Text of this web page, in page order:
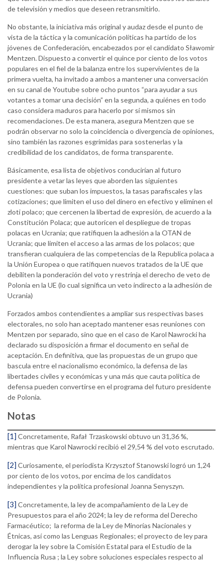
de televisión y medios que deseen retransmitirlo.
No obstante, la iniciativa más original y audaz desde el punto de
vista de la táctica y la comunicación políticas ha partido de los
jóvenes de Confederación, encabezados por el candidato Sławomir
Mentzen. Dispuesto a convertir el quince por ciento de los votos
populares en el fiel de la balanza entre los supervivientes de la
primera vuelta, ha invitado a ambos a mantener una conversación
en su canal de Youtube sobre ocho puntos “para ayudar a sus
votantes a tomar una decisión” en la segunda, a quiénes en todo
caso considera maduros para hacerlo por sí mismos sin
recomendaciones. De esta manera, asegura Mentzen que se
podrán observar no solo la coincidencia o divergencia de opiniones,
sino también las razones esgrimidas para sostenerlas y la
credibilidad de los candidatos, de forma transparente.
Básicamente, esa lista de objetivos conducirían al futuro
presidente a vetar las leyes que aborden las siguientes
cuestiones: que suban los impuestos, la tasas parafiscales y las
cotizaciones; que limiten el uso del dinero en efectivo y eliminen el
zloti polaco; que cercenen la libertad de expresión, de acuerdo a la
Constitución Polaca; que autoricen el despliegue de tropas
polacas en Ucrania; que ratifiquen la adhesión a la OTAN de
Ucrania; que limiten el acceso a las armas de los polacos; que
transfieran cualquiera de las competencias de la Republica polaca a
la Unión Europea o que ratifiquen nuevos tratados de la UE que
debiliten la ponderación del voto y restrinja el derecho de veto de
Polonia en la UE (lo cual significa un veto indirecto a la adhesión de
Ucrania)
Forzados ambos contendientes a ampliar sus respectivas bases
electorales, no solo han aceptado mantener esas reuniones con
Mentzen por separado, sino que en el caso de Karol Nawrocki ha
declarado su disposición a firmar el documento en señal de
aceptación. En definitiva, que las propuestas de un grupo que
bascula entre el nacionalismo económico, la defensa de las
libertades civiles y económicas y una más que cauta política de
defensa pueden convertirse en el programa del futuro presidente
de Polonia.
Notas
[1] Concretamente, Rafał Trzaskowski obtuvo un 31,36 %,
mientras que Karol Nawrocki recibió el 29,54 % del voto escrutado.
[2] Curiosamente, el periodista Krzysztof Stanowski logró un 1,24
por ciento de los votos, por encima de los candidatos
independientes y la política profesional Joanna Senyszyn.
[3] Concretamente, la ley de acompañamiento de la Ley de
Presupuestos para el año 2024; la ley de reforma del Derecho
Farmacéutico; la reforma de la Ley de Minorías Nacionales y
Étnicas, así como las Lenguas Regionales; el proyecto de ley para
derogar la ley sobre la Comisión Estatal para el Estudio de la
Influencia Rusa ; la Ley sobre soluciones especiales respecto al